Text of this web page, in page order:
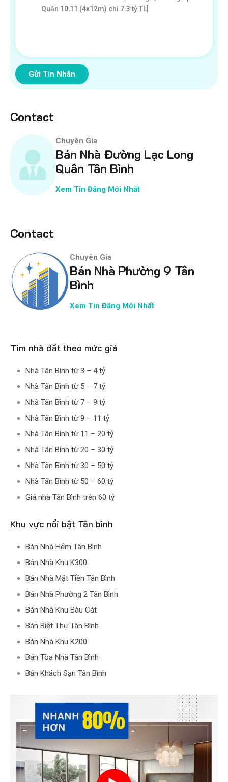
Gửi Tin Nhắn
Contact
Chuyên Gia
Bán Nhà Đường Lạc Long
Quân Tân Bình
Xem Tin Đăng Mới Nhất
Contact
Chuyên Gia
Bán Nhà Phường 9 Tân
Bình
Xem Tin Đăng Mới Nhất
Tìm nhà đất theo mức giá
Nhà Tân Bình từ 3 – 4 tỷ
Nhà Tân Bình từ 5 – 7 tỷ
Nhà Tân Bình từ 7 – 9 tỷ
Nhà Tân Bình từ 9 – 11 tỷ
Nhà Tân Bình từ 11 – 20 tỷ
Nhà Tân Bình từ 20 – 30 tỷ
Nhà Tân Bình từ 30 – 50 tỷ
Nhà Tân Bình từ 50 – 60 tỷ
Giá nhà Tân Bình trên 60 tỷ
Khu vực nổi bật Tân bình
Bán Nhà Hẻm Tân Bình
Bán Nhà Khu K300
Bán Nhà Mặt Tiền Tân Bình
Bán Nhà Phường 2 Tân Bình
Bán Nhà Khu Bàu Cát
Bán Biệt Thự Tân Bình
Bán Nhà Khu K200
Bán Tòa Nhà Tân Bình
Bán Khách Sạn Tân Bình